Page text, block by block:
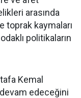
arasında
toprak kaymaları
politikaların
Kemal
edeceğini